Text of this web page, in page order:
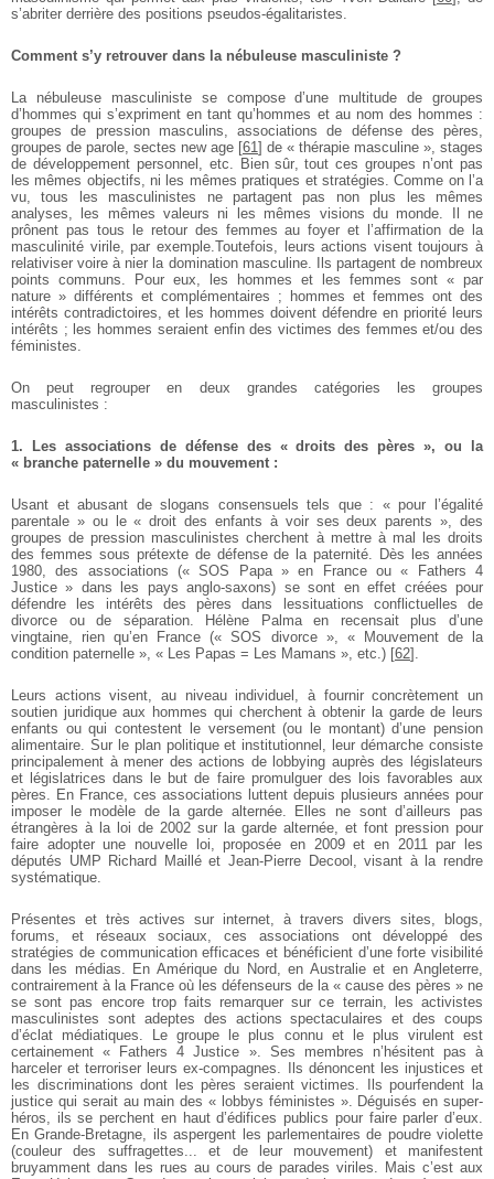
s’abriter derrière des positions pseudos-égalitaristes.
Comment s’y retrouver dans la nébuleuse masculiniste ?
La nébuleuse masculiniste se compose d’une multitude de groupes
d’hommes qui s’expriment en tant qu’hommes et au nom des hommes :
groupes de pression masculins, associations de défense des pères,
groupes de parole, sectes new age [61] de « thérapie masculine », stages
de développement personnel, etc. Bien sûr, tout ces groupes n’ont pas
les mêmes objectifs, ni les mêmes pratiques et stratégies. Comme on l’a
vu, tous les masculinistes ne partagent pas non plus les mêmes
analyses, les mêmes valeurs ni les mêmes visions du monde. Il ne
prônent pas tous le retour des femmes au foyer et l’affirmation de la
masculinité virile, par exemple.Toutefois, leurs actions visent toujours à
relativiser voire à nier la domination masculine. Ils partagent de nombreux
points communs. Pour eux, les hommes et les femmes sont « par
nature » différents et complémentaires ; hommes et femmes ont des
intérêts contradictoires, et les hommes doivent défendre en priorité leurs
intérêts ; les hommes seraient enfin des victimes des femmes et/ou des
féministes.
On peut regrouper en deux grandes catégories les groupes
masculinistes :
1. Les associations de défense des « droits des pères », ou la
« branche paternelle » du mouvement :
Usant et abusant de slogans consensuels tels que : « pour l’égalité
parentale » ou le « droit des enfants à voir ses deux parents », des
groupes de pression masculinistes cherchent à mettre à mal les droits
des femmes sous prétexte de défense de la paternité. Dès les années
1980, des associations (« SOS Papa » en France ou « Fathers 4
Justice » dans les pays anglo-saxons) se sont en effet créées pour
défendre les intérêts des pères dans lessituations conflictuelles de
divorce ou de séparation. Hélène Palma en recensait plus d’une
vingtaine, rien qu’en France (« SOS divorce », « Mouvement de la
condition paternelle », « Les Papas = Les Mamans », etc.) [62]
Leurs actions visent, au niveau individuel, à fournir concrètement un
soutien juridique aux hommes qui cherchent à obtenir la garde de leurs
enfants ou qui contestent le versement (ou le montant) d’une pension
alimentaire. Sur le plan politique et institutionnel, leur démarche consiste
principalement à mener des actions de lobbying auprès des législateurs
et législatrices dans le but de faire promulguer des lois favorables aux
pères. En France, ces associations luttent depuis plusieurs années pour
imposer le modèle de la garde alternée. Elles ne sont d’ailleurs pas
étrangères à la loi de 2002 sur la garde alternée, et font pression pour
faire adopter une nouvelle loi, proposée en 2009 et en 2011 par les
députés UMP Richard Maillé et Jean-Pierre Decool, visant à la rendre
systématique.
Présentes et très actives sur internet, à travers divers sites, blogs,
forums, et réseaux sociaux, ces associations ont développé des
stratégies de communication efficaces et bénéficient d’une forte visibilité
dans les médias. En Amérique du Nord, en Australie et en Angleterre,
contrairement à la France où les défenseurs de la « cause des pères » ne
se sont pas encore trop faits remarquer sur ce terrain, les activistes
masculinistes sont adeptes des actions spectaculaires et des coups
d’éclat médiatiques. Le groupe le plus connu et le plus virulent est
certainement « Fathers 4 Justice ». Ses membres n’hésitent pas à
harceler et terroriser leurs ex-compagnes. Ils dénoncent les injustices et
les discriminations dont les pères seraient victimes. Ils pourfendent la
justice qui serait au main des « lobbys féministes ». Déguisés en super-
héros, ils se perchent en haut d’édifices publics pour faire parler d’eux.
En Grande-Bretagne, ils aspergent les parlementaires de poudre violette
(couleur des suffragettes... et de leur mouvement) et manifestent
bruyamment dans les rues au cours de parades viriles. Mais c’est aux